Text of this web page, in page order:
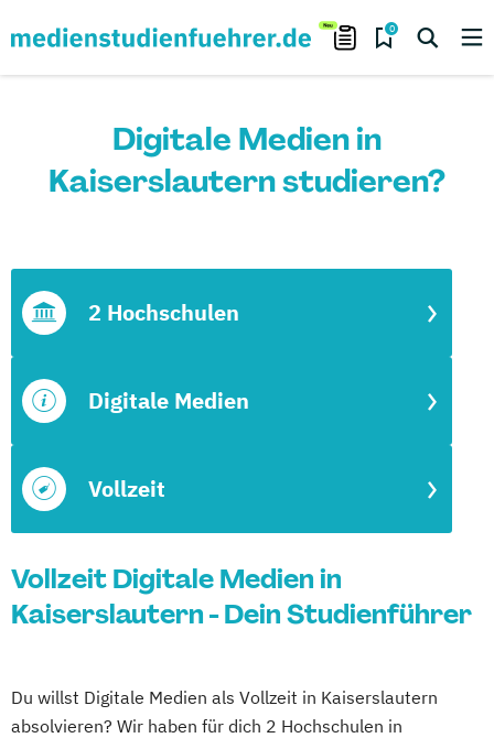
0
Digitale Medien in
Kaiserslautern studieren?
Vollzeit
Digitale Medien
2 Hochschulen
Vollzeit Digitale Medien in
Kaiserslautern - Dein Studienführer
Du willst Digitale Medien als Vollzeit in Kaiserslautern
absolvieren? Wir haben für dich 2 Hochschulen in